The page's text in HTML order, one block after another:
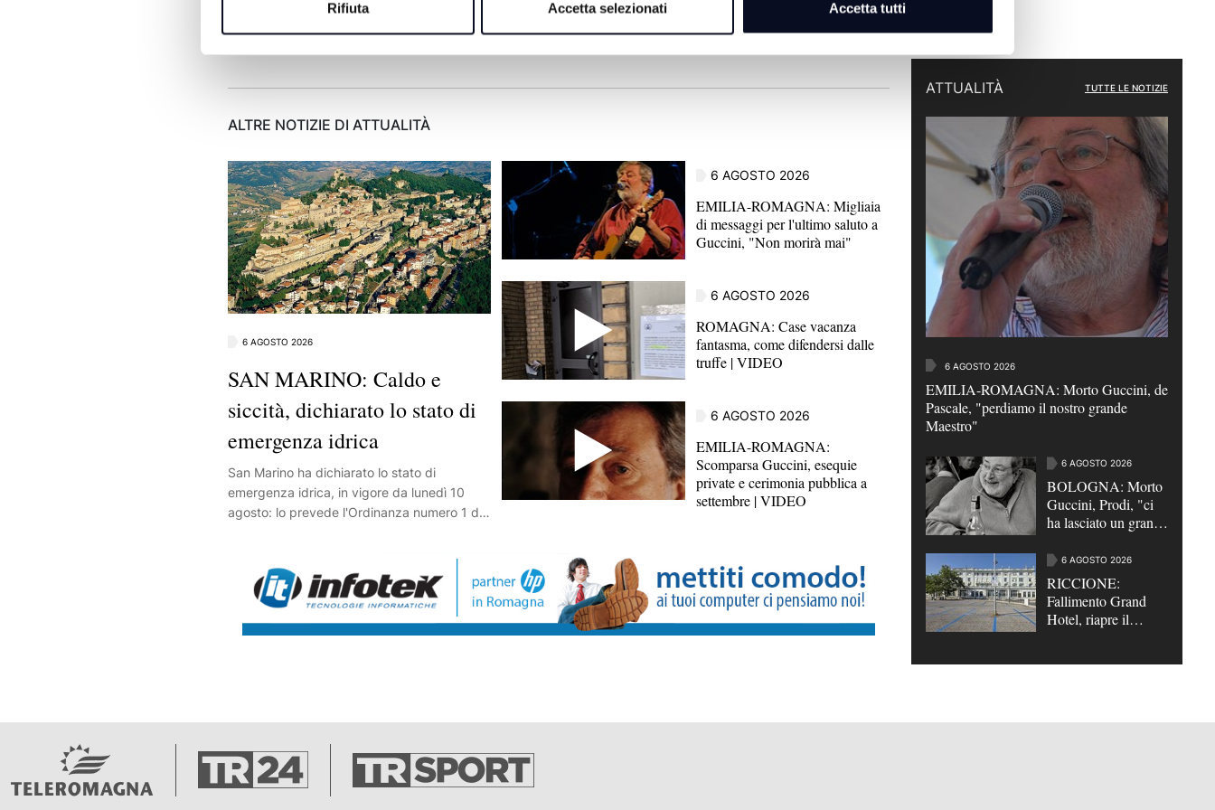
Rifiuta Accetta selezionati Accetta tutti
ALTRE NOTIZIE DI ATTUALITÀ
6 AGOSTO 2026
SAN MARINO: Caldo e
siccità, dichiarato lo stato di
emergenza idrica
San Marino ha dichiarato lo stato di
emergenza idrica, in vigore da lunedì 10
agosto: lo prevede l'Ordinanza numero 1 del
aumento, a cui si sono aggiunte le limitazioni
ai prelievi dal fiume Marecchia disposte da
Arpae Emilia-Romagna. L'obiettivo, spiega in
prati, orti e giardini, lavare piazzali, cortili,
scale e strade private, riempire piscine,
riversare acqua in cisterne e pozzi e lavare
6 AGOSTO 2026
EMILIA-ROMAGNA: Migliaia
di messaggi per l'ultimo saluto a
Guccini, "Non morirà mai"
6 AGOSTO 2026
ROMAGNA: Case vacanza
fantasma, come difendersi dalle
truffe | VIDEO
6 AGOSTO 2026
EMILIA-ROMAGNA:
Scomparsa Guccini, esequie
private e cerimonia pubblica a
settembre | VIDEO
ATTUALITÀ TUTTE LE NOTIZIE
6 AGOSTO 2026
EMILIA-ROMAGNA: Morto Guccini, de
Pascale, "perdiamo il nostro grande
Maestro"
6 AGOSTO 2026
BOLOGNA: Morto
Guccini, Prodi, "ci
ha lasciato un grande
6 AGOSTO 2026
RICCIONE:
Fallimento Grand
Hotel, riapre il